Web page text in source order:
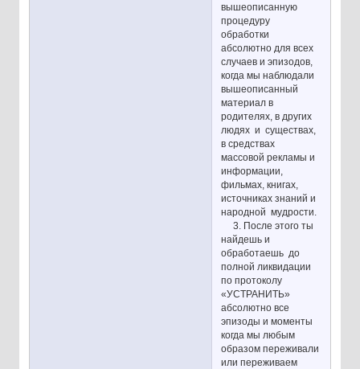
вышеописанную
процедуру
обработки
абсолютно для всех
случаев и эпизодов,
когда мы наблюдали
вышеописанный
материал в
родителях, в других
людях и существах,
в средствах
массовой рекламы и
информации,
фильмах, книгах,
источниках знаний и
народной мудрости.
3. После этого ты
найдешь и
обработаешь до
полной ликвидации
по протоколу
«УСТРАНИТЬ»
абсолютно все
эпизоды и моменты
когда мы любым
образом переживали
или переживаем